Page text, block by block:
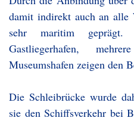
damit indirekt auch an alle
sehr maritim geprägt.
Gastliegerhafen,
Museumshafen zeigen den
Die Schleibrücke wurde
sie den Schiffsverkehr bei